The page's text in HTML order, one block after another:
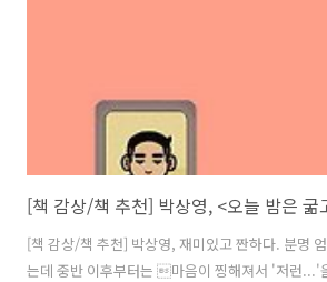
저자는 주로 일본어 인문교양서를 만드는 편집자
[책 감상/책 추천] 박상영, <오늘 밤은 굶
[책 감상/책 추천] 박상영, 재미있고 짠하다. 분명
는데 중반 이후부터는 마음이 찡해져서 '저런...'